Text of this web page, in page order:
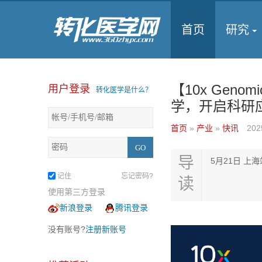
首页 研究
用户登录 转化医学是什么？
记住 忘记密码?
使用第三方登录
新浪登录
腾讯登录
没有账号?注册新账号
【10x
学，开启科研
首页 » 产业 » 快讯
导
读
5月21日 上